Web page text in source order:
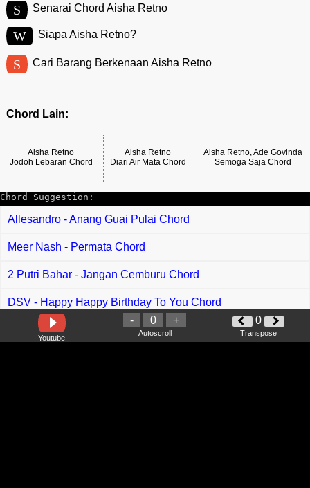
S Senarai Chord Aisha Retno
W Siapa Aisha Retno?
S Cari Barang Berkenaan Aisha Retno
Chord Lain:
Aisha Retno
Jodoh Lebaran Chord
Aisha Retno
Diari Air Mata Chord
Aisha Retno, Ade Govinda
Semoga Saja Chord
Chord Suggestion:
Allesandro - Anang Guai Pulai Chord
Meer Nash - Permata Chord
2 Putri Bahar - Jangan Cemburu Chord
DSV - Happy Happy Birthday To You Chord
Phoebe Chloe - Pulai Ngintu Gawai Chord
Youtube
- 0 +
Autoscroll
0
Transpose